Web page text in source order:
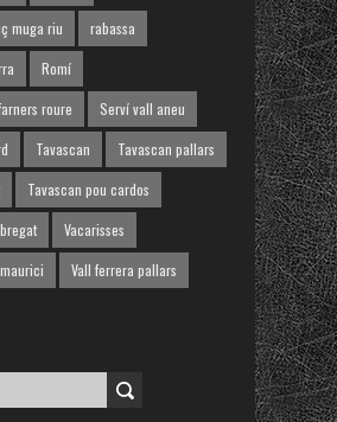
muga riu
rabassa
Romí
roure
Serví vall aneu
Tavascan
Tavascan pallars
Tavascan pou cardos
Vacarisses
Vall ferrera pallars